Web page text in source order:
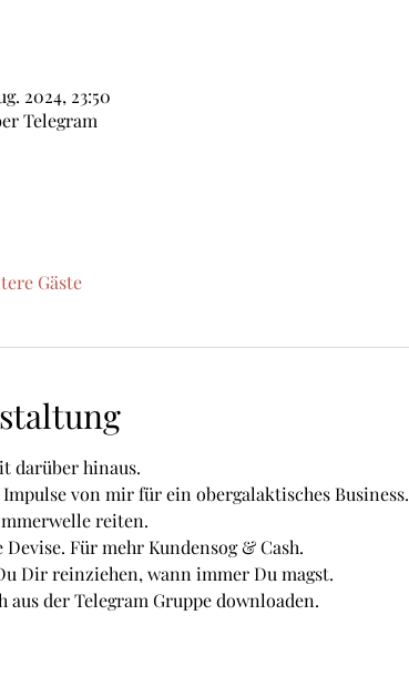
2024, 23:50
Telegram
Gäste
darüber hinaus.
von mir für ein obergalaktisches Business.
reiten.
Für mehr Kundensog & Cash.
Dir reinziehen, wann immer Du magst.
der Telegram Gruppe downloaden.